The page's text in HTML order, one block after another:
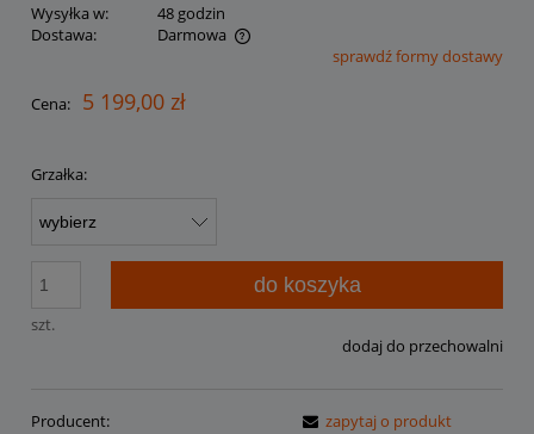
Wysyłka w:
48 godzin
Dostawa:
Darmowa
Cena nie zawiera ewentualnych kosztów płatnościsprawdź formy dostawy
Cena: 5 199,00 zł
Grzałka:
szt.
do koszyka
dodaj do przechowalni
Producent: zapytaj o produkt